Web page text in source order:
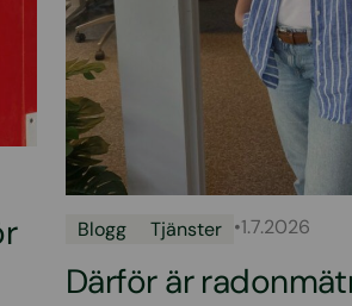
Blogg Tjänster •1.7.2026
Därför är